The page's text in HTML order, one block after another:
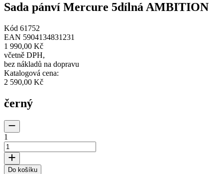
Sada pánví Mercure 5dílná AMBITION
Kód 61752
EAN 5904134831231
1 990,00 Kč
včetně DPH,
bez nákladů na dopravu
Katalogová cena:
2 590,00 Kč
černý
1
Do košíku